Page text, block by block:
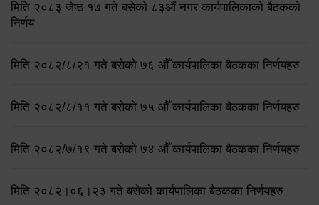
मिति २०८३ जेष्ठ १७ गते बसेको ८३औं नगर कार्यपालिकाको बैठकको
निर्णय
मिति २०८२/८/२१ गते बसेको ७६ औँ कार्यपालिका बैठकका निर्णयहरु
मिति २०८२/८/११ गते बसेको ७५ औँ कार्यपालिका बैठकका निर्णयहरु
मिति २०८२/७/१९ गते बसेको ७४ औँ कार्यपालिका बैठकका निर्णयहरु
मिति २०८२।०६।२३ गते बसेको कार्यपालिका बैठकका निर्णयहरु